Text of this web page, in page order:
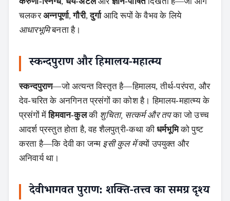
Search
चलकरअन्नपूर्णा,गौरी,दुर्गाआदि रूपों के वैभव के लिये
आधारभूमिबनता है।
स्कन्दपुराण और हिमालय‑महात्म्य
स्कन्दपुराण—जो अत्यन्त विस्तृत है—हिमालय, तीर्थ‑परंपरा, और
देव‑चरित के अनगिनत प्रसंगों का कोश है। हिमालय‑महात्म्य के
प्रसंगों मेंहिमवान‑कुलकी शुचिता, सत्कर्म और तपका जो उच्च
आदर्श प्रस्तुत होता है, वह शैलपुत्री‑कथा की धर्मभूमिको पुष्ट
करता है—कि देवी का जन्म इसी कुल मेंक्यों उपयुक्त और
अनिवार्य था।
देवीभागवत पुराण: शक्ति‑तत्त्व का समग्र दृश्य